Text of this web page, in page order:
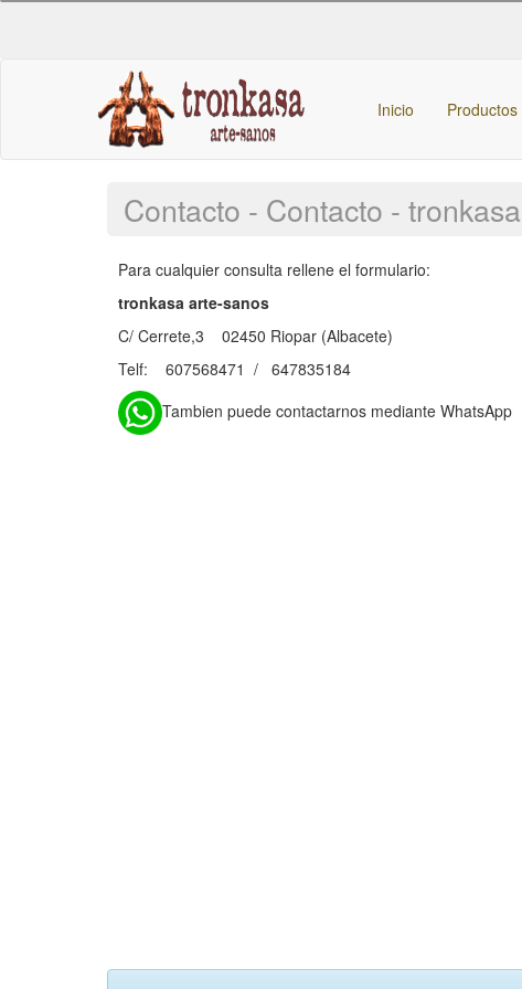
Inicio Productos
Contacto - Contacto -
Para cualquier consulta rellene el formulario:
tronkasa arte-sanos
C/ Cerrete,3 02450 Riopar (Albacete)
Telf: 607568471 / 647835184
Tambien puede contactarnos mediante WhatsApp